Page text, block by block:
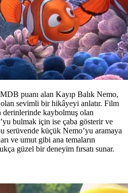
puanı alan Kayıp Balık Nemo,
sevimli bir hikâyeyi anlatır. Film
kaybolmuş olan
bulmak için ise çaba gösterir ve
serüvende küçük Nemo’yu aramaya
ve umut gibi ana temaların
güzel bir deneyim fırsatı sunar.